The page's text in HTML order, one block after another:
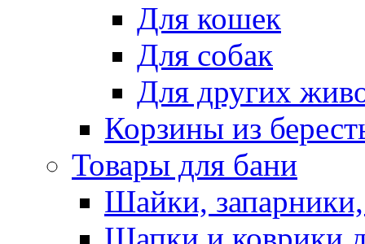
Для кошек
Для собак
Для других
Корзины из
Товары для бани
Шайки,